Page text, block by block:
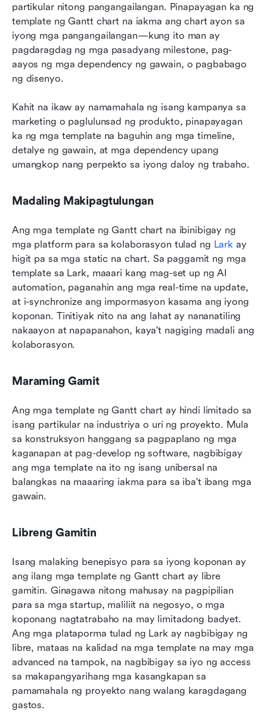
partikular nitong pangangailangan. Pinapayagan ka ng
template ng Gantt chart na iakma ang chart ayon sa
iyong mga pangangailangan—kung ito man ay
pagdaragdag ng mga pasadyang milestone, pag-
aayos ng mga dependency ng gawain, o pagbabago
ng disenyo.
Kahit na ikaw ay namamahala ng isang kampanya sa
marketing o paglulunsad ng produkto, pinapayagan
ka ng mga template na baguhin ang mga timeline,
detalye ng gawain, at mga dependency upang
umangkop nang perpekto sa iyong daloy ng trabaho.
Madaling Makipagtulungan
Ang mga template ng Gantt chart na ibinibigay ng
mga platform para sa kolaborasyon tulad ng Lark ay
higit pa sa mga static na chart. Sa paggamit ng mga
template sa Lark, maaari kang mag-set up ng AI
automation, paganahin ang mga real-time na update,
at i-synchronize ang impormasyon kasama ang iyong
koponan. Tinitiyak nito na ang lahat ay nananatiling
nakaayon at napapanahon, kaya't nagiging madali ang
kolaborasyon.
Maraming Gamit
Ang mga template ng Gantt chart ay hindi limitado sa
isang partikular na industriya o uri ng proyekto. Mula
sa konstruksyon hanggang sa pagpaplano ng mga
kaganapan at pag-develop ng software, nagbibigay
ang mga template na ito ng isang unibersal na
balangkas na maaaring iakma para sa iba't ibang mga
gawain.
Libreng Gamitin
Isang malaking benepisyo para sa iyong koponan ay
ang ilang mga template ng Gantt chart ay libre
gamitin. Ginagawa nitong mahusay na pagpipilian
para sa mga startup, maliliit na negosyo, o mga
koponang nagtatrabaho na may limitadong badyet.
Ang mga plataporma tulad ng Lark ay nagbibigay ng
libre, mataas na kalidad na mga template na may mga
advanced na tampok, na nagbibigay sa iyo ng access
sa makapangyarihang mga kasangkapan sa
pamamahala ng proyekto nang walang karagdagang
gastos.